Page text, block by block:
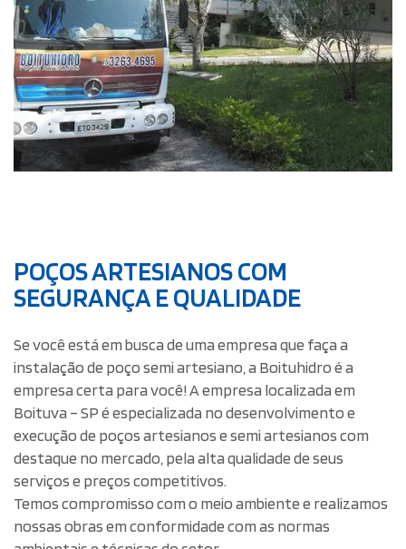
POÇOS ARTESIANOS COM
SEGURANÇA E QUALIDADE
Se você está em busca de uma empresa que faça a
instalação de poço semi artesiano, a Boituhidro é a
empresa certa para você! A empresa localizada em
Boituva – SP é especializada no desenvolvimento e
execução de poços artesianos e semi artesianos com
destaque no mercado, pela alta qualidade de seus
serviços e preços competitivos.
Temos compromisso com o meio ambiente e realizamos
nossas obras em conformidade com as normas